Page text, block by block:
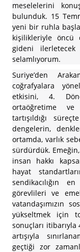
meselelerini
bulunduk. 15
yeni bir ruhla
kişilikleriyle öncü
gideni ilerletecek
selamlıyorum.
Suriye’den
coğrafyalara
etkisini, 4.
ortaöğretime ve
tartışıldığı
dengelerin,
ortamda, varlık
sürdürdük. Emeğin,
insan hakkı
hayat
sendikacılığın
görevlileri ve
vatandaşımızın
yükseltmek için
sonuçları itibarıyla
artışıyla
geçtiği zor